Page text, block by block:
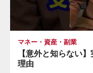
マネー・資産・副業
【意外と知らない
理由